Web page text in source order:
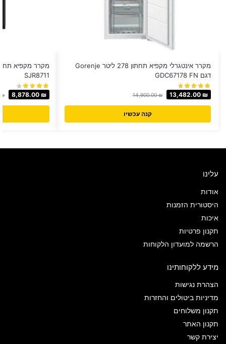
מקרר אינטגרלי מקפיא תחתון 278 ‏ליטר Gorenje
דגם GDC67178 FN
14,900.00₪ 13,482.00 ₪
קנה עכשיו
SJR8711
₪ 8,878.00 ₪
עלינו
אודות
היסטורית הזמנות
איכות
תקנון פרטיות
הרשמה למועדון הלקוחות
מידע ללקוחותינו
הצהרת נגישות
מדיניות ביטולים והחזרות
תקנון משלוחים
תקנון האתר
יצירת קשר